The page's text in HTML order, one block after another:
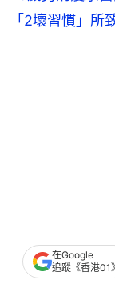
「2壞習慣」所
在Google
追蹤《香港01》